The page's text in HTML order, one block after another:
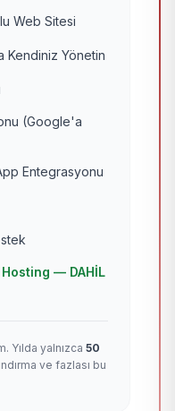
Web Sitesi
Kendiniz Yönetin
(Google'a
Entegrasyonu
— DAHİL
Yılda yalnızca 50
ve fazlası bu